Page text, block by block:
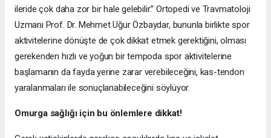
ileride çok daha zor bir hale gelebilir.” Ortopedi ve Travmatoloji
Uzmanı Prof. Dr. Mehmet Uğur Özbaydar, bununla birlikte spor
aktivitelerine dönüşte de çok dikkat etmek gerektiğini, olması
gerekenden hızlı ve yoğun bir tempoda spor aktivitelerine
başlamanın da fayda yerine zarar verebileceğini, kas-tendon
yaralanmaları ile sonuçlanabileceğini söylüyor.
Omurga sağlığı için bu önlemlere dikkat!